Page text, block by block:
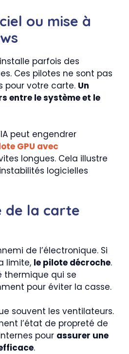
ou mise à
parfois des
Ces pilotes ne sont pas
pour votre carte. Un
entre le système et le
peut engendrer
GPU avec
longues. Cela illustre
logicielles
de la carte
de l’électronique. Si
limite, le pilote décroche.
thermique qui se
pour éviter la casse.
souvent les ventilateurs.
l’état de propreté de
pour assurer une
.